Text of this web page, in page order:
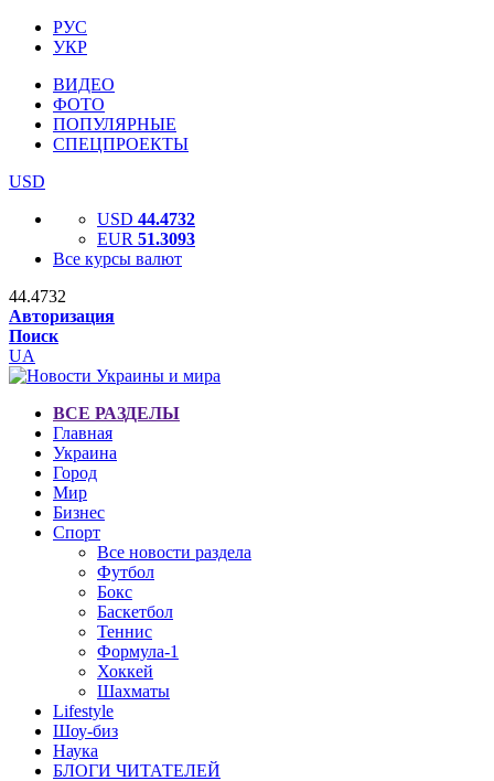
РУС
УКР
ВИДЕО
ФОТО
ПОПУЛЯРНЫЕ
СПЕЦПРОЕКТЫ
USD
USD 44.4732
EUR 51.3093
Все курсы валют
44.4732
Авторизация
Поиск
UA
ВСЕ РАЗДЕЛЫ
Главная
Украина
Город
Мир
Бизнес
Спорт
Все новости раздела
Футбол
Бокс
Баскетбол
Теннис
Формула-1
Хоккей
Шахматы
Lifestyle
Шоу-биз
Наука
БЛОГИ ЧИТАТЕЛЕЙ